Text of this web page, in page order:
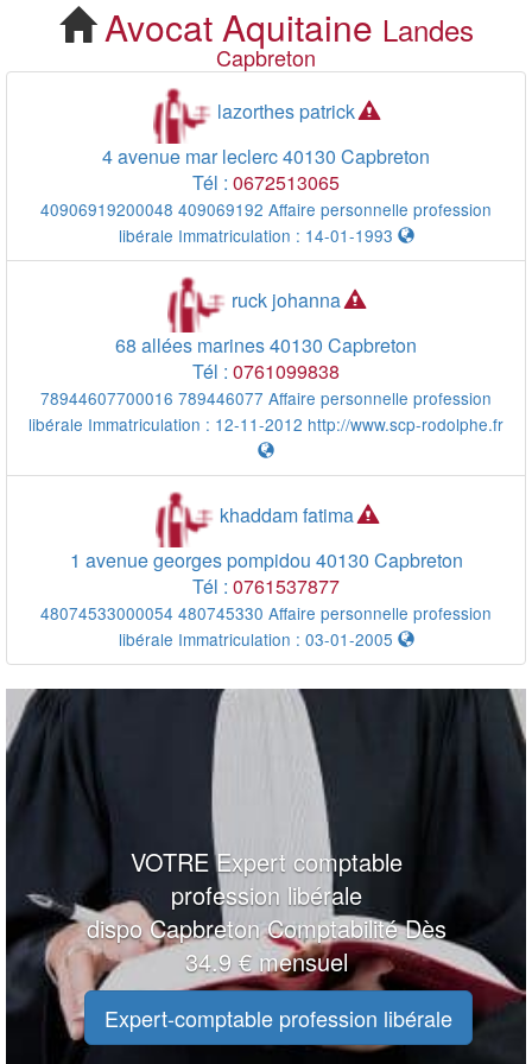
Cherchez votre Avocat
Capbreton
100 m
100 m
AvocatAquitaine Landes
Capbreton
lazorthes patrick
4 avenue mar leclerc40130 Capbreton
Tél : 0672513065
40906919200048 409069192 Affaire personnelle profession
libérale Immatriculation : 14-01-1993
ruck johanna
68 allées marines40130 Capbreton
Tél : 0761099838
78944607700016 789446077 Affaire personnelle profession
libérale Immatriculation : 12-11-2012 http://www.scp-rodolphe.fr
khaddam fatima
1 avenue georges pompidou 40130 Capbreton
Tél : 0761537877
48074533000054 480745330 Affaire personnelle profession
libérale Immatriculation : 03-01-2005
VOTRE Expert comptable
profession libérale
dispo Capbreton Comptabilité Dès
34.9 € mensuel
Expert-comptable profession libérale